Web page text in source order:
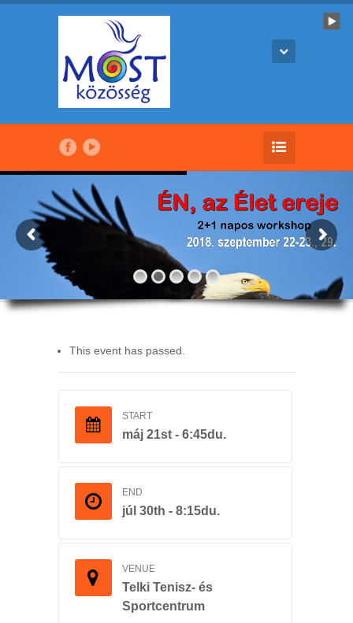
This event has passed.
START
máj 21st - 6:45du.
END
júl 30th - 8:15du.
VENUE
Telki Tenisz- és
Sportcentrum